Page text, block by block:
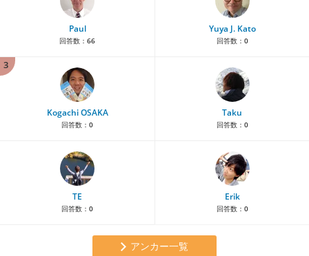
Paul
回答数： 66
Yuya J. Kato
回答数： 0
3
Kogachi OSAKA
回答数： 0
Taku
回答数： 0
TE
回答数： 0
Erik
回答数： 0
アンカー一覧